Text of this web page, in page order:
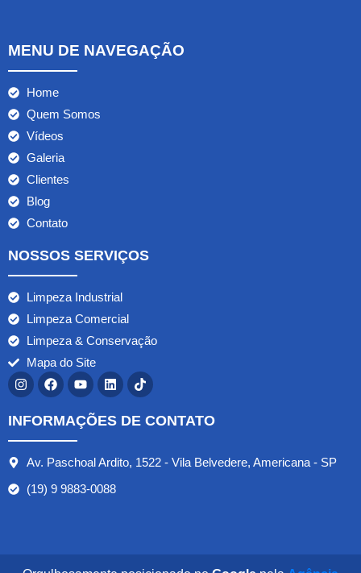
MENU DE NAVEGAÇÃO
Home
Quem Somos
Vídeos
Galeria
Clientes
Blog
Contato
NOSSOS SERVIÇOS
Limpeza Industrial
Limpeza Comercial
Limpeza & Conservação
Mapa do Site
INFORMAÇÕES DE CONTATO
Av. Paschoal Ardito, 1522 - Vila Belvedere, Americana - SP
(19) 9 9883-0088